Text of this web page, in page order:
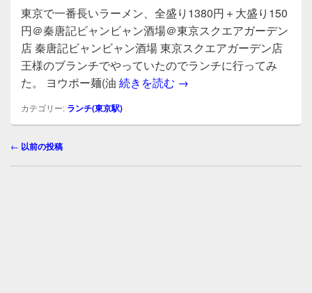
c
e
b
o
o
k
tt
er
e
東京で一番長いラーメン、全盛り1380円＋大盛り150
円＠秦唐記ビャンビャン酒場＠東京スクエアガーデン
店 秦唐記ビャンビャン酒場 東京スクエアガーデン店
王様のブランチでやっていたのでランチに行ってみ
た。 ヨウポー麺(油 続きを読む 東京で一番長いラーメン
→
カテゴリー: ランチ(東京駅)
投← 以前の投稿